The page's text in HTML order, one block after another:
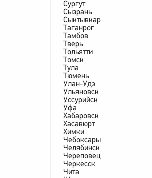
Сургут
Сызрань
Сыктывкар
Таганрог
Тамбов
Тверь
Тольятти
Томск
Тула
Тюмень
Улан-Удэ
Ульяновск
Уссурийск
Уфа
Хабаровск
Хасавюрт
Химки
Чебоксары
Челябинск
Череповец
Черкесск
Чита